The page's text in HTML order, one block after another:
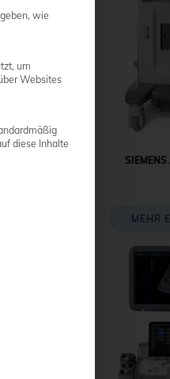
MEHR
wie
um
Websites
diese Inhalte